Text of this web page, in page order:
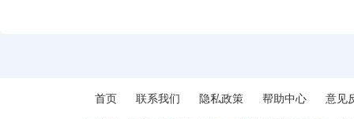
首页 联系我们 隐私政策 帮助中心 意见